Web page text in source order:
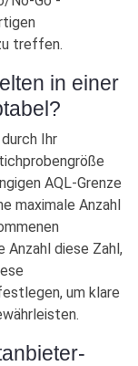
treffen.
in einer
Ihr
AQL-Grenze
maximale Anzahl
diese Zahl,
um klare